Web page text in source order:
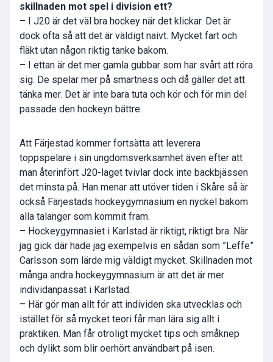
skillnaden mot spel i division ett?
– I J20 är det väl bra hockey när det klickar. Det är
dock ofta så att det är väldigt naivt. Mycket fart och
fläkt utan någon riktig tanke bakom.
– I ettan är det mer gamla gubbar som har svårt att röra
sig. De spelar mer på smartness och då gäller det att
tänka mer. Det är inte bara tuta och kör och för min del
passade den hockeyn bättre.
Att Färjestad kommer fortsätta att leverera
toppspelare i sin ungdomsverksamhet även efter att
man återinfört J20-laget tvivlar dock inte backbjässen
det minsta på. Han menar att utöver tiden i Skåre så är
också Färjestads hockeygymnasium en nyckel bakom
alla talanger som kommit fram.
– Hockeygymnasiet i Karlstad är riktigt, riktigt bra. När
jag gick där hade jag exempelvis en sådan som ”Leffe”
Carlsson som lärde mig väldigt mycket. Skillnaden mot
många andra hockeygymnasium är att det är mer
individanpassat i Karlstad.
– Här gör man allt för att individen ska utvecklas och
istället för så mycket teori får man lära sig allt i
praktiken. Man får otroligt mycket tips och småknep
och dylikt som blir oerhört användbart på isen.